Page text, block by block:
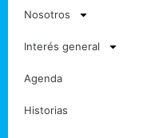
Nosotros
Interés general
Agenda
Historias